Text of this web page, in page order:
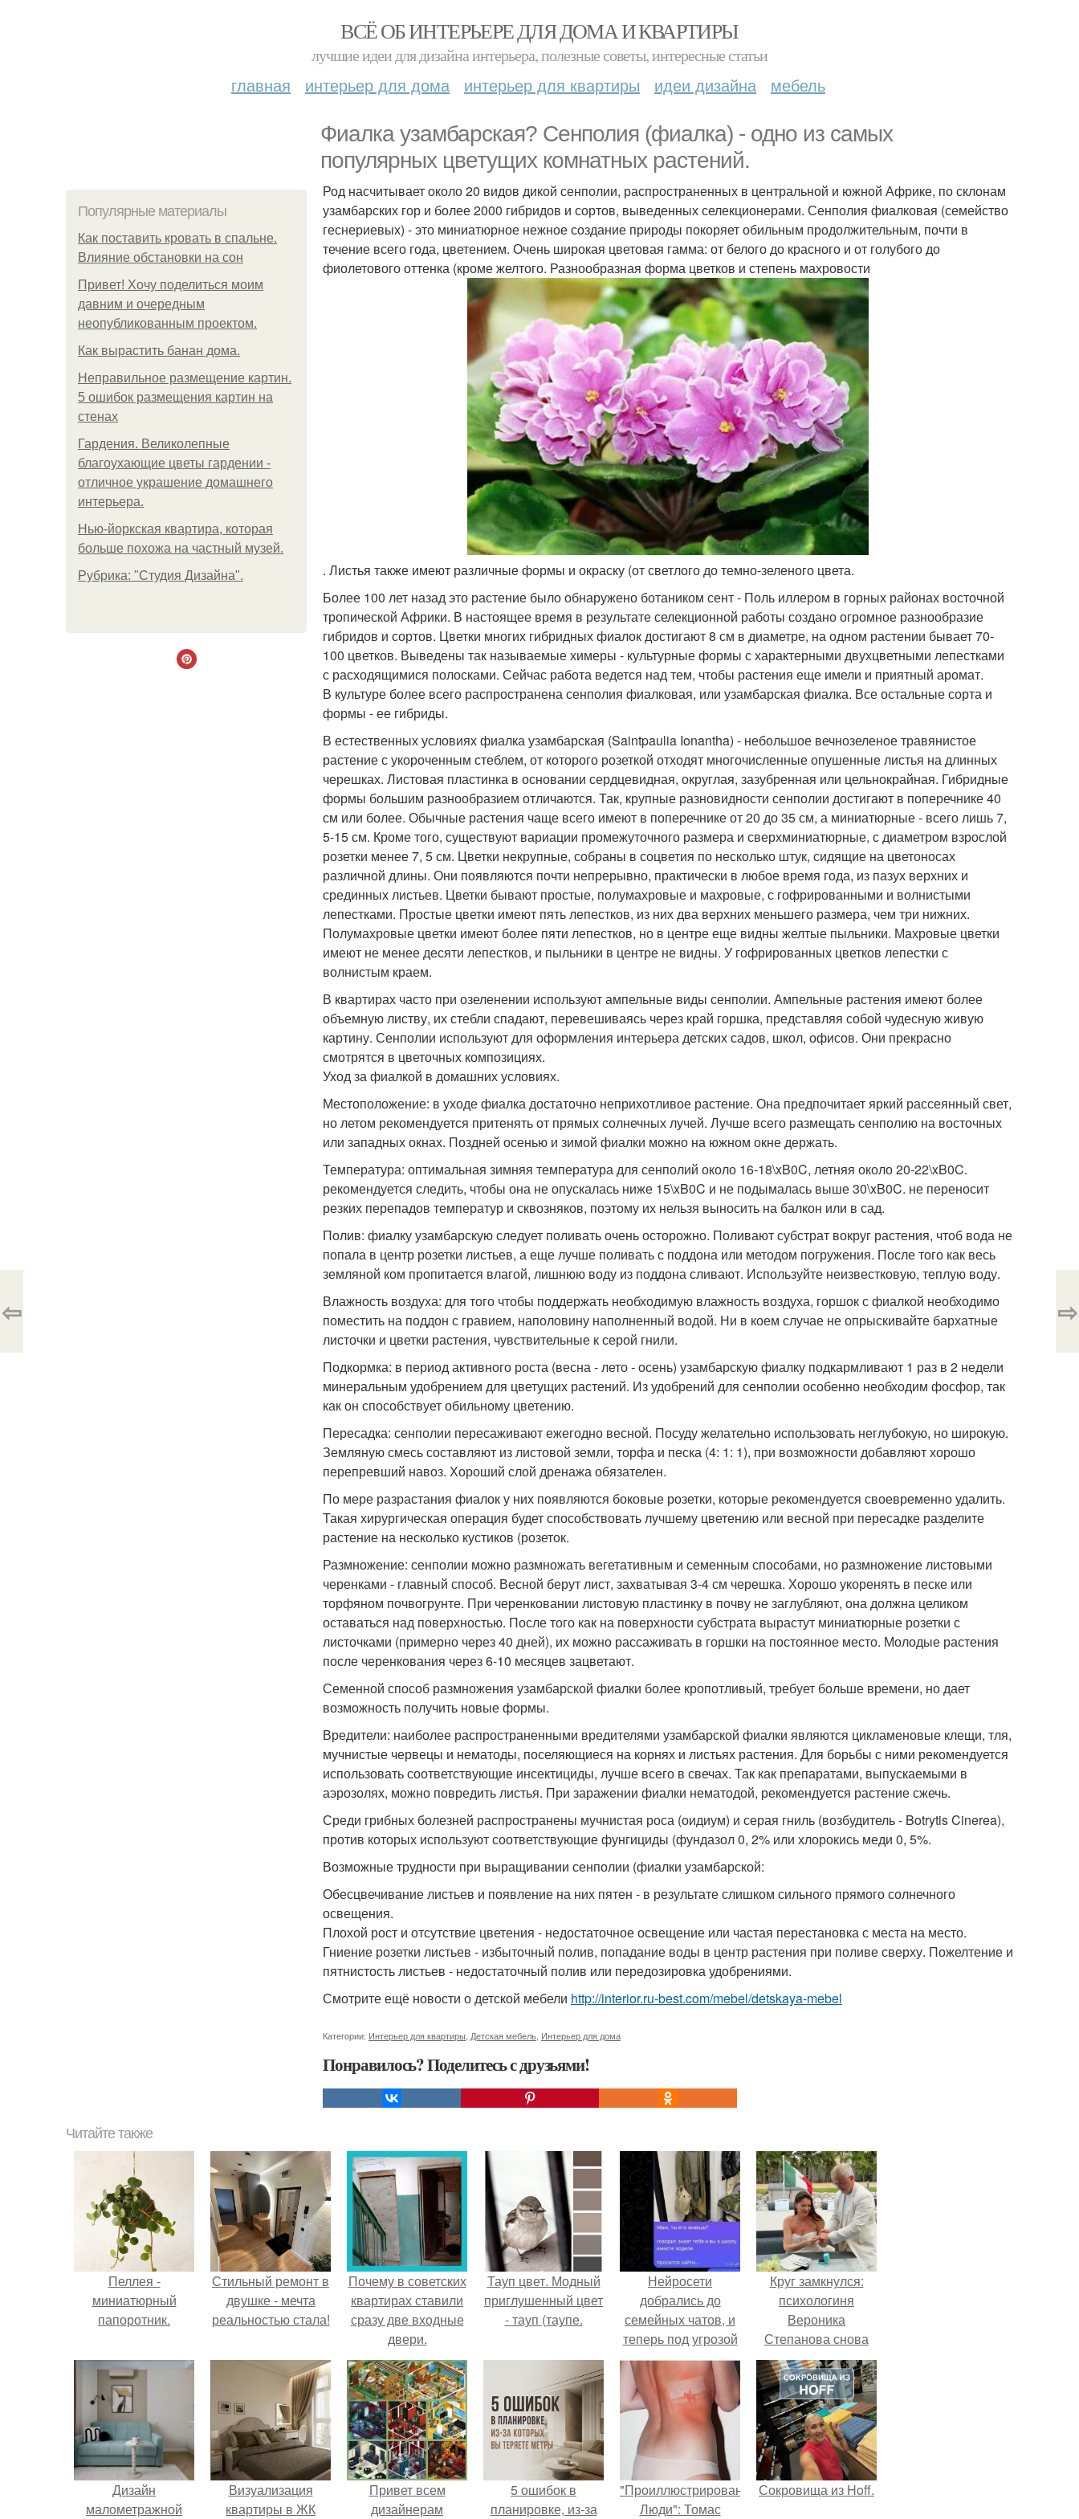
ВСЁ ОБ ИНТЕРЬЕРЕ ДЛЯ ДОМА И КВАРТИРЫ
лучшие идеи для дизайна интерьера, полезные советы, интересные статьи
главная интерьер для дома интерьер для квартиры идеи дизайна мебель
Фиалка узамбарская? Сенполия (фиалка) - одно из самых
популярных цветущих комнатных растений.
Популярные материалы
Как поставить кровать в спальне.
Влияние обстановки на сон
Привет! Хочу поделиться моим
давним и очередным
неопубликованным проектом.
Как вырастить банан дома.
Неправильное размещение картин.
5 ошибок размещения картин на
стенах
Гардения. Великолепные
благоухающие цветы гардении -
отличное украшение домашнего
интерьера.
Нью-йоркская квартира, которая
больше похожа на частный музей.
Рубрика: "Студия Дизайна".
Род насчитывает около 20 видов дикой сенполии, распространенных в центральной и южной Африке, по склонам
узамбарских гор и более 2000 гибридов и сортов, выведенных селекционерами. Сенполия фиалковая (семейство
геснериевых) - это миниатюрное нежное создание природы покоряет обильным продолжительным, почти в
течение всего года, цветением. Очень широкая цветовая гамма: от белого до красного и от голубого до
фиолетового оттенка (кроме желтого. Разнообразная форма цветков и степень махровости
. Листья также имеют различные формы и окраску (от светлого до темно-зеленого цвета.
Более 100 лет назад это растение было обнаружено ботаником сент - Поль иллером в горных районах восточной
тропической Африки. В настоящее время в результате селекционной работы создано огромное разнообразие
гибридов и сортов. Цветки многих гибридных фиалок достигают 8 см в диаметре, на одном растении бывает 70-
100 цветков. Выведены так называемые химеры - культурные формы с характерными двухцветными лепестками
с расходящимися полосками. Сейчас работа ведется над тем, чтобы растения еще имели и приятный аромат.
В культуре более всего распространена сенполия фиалковая, или узамбарская фиалка. Все остальные сорта и
формы - ее гибриды.
В естественных условиях фиалка узамбарская (Saintpaulia Ionantha) - небольшое вечнозеленое травянистое
растение с укороченным стеблем, от которого розеткой отходят многочисленные опушенные листья на длинных
черешках. Листовая пластинка в основании сердцевидная, округлая, зазубренная или цельнокрайная. Гибридные
формы большим разнообразием отличаются. Так, крупные разновидности сенполии достигают в поперечнике 40
см или более. Обычные растения чаще всего имеют в поперечнике от 20 до 35 см, а миниатюрные - всего лишь 7,
5-15 см. Кроме того, существуют вариации промежуточного размера и сверхминиатюрные, с диаметром взрослой
розетки менее 7, 5 см. Цветки некрупные, собраны в соцветия по несколько штук, сидящие на цветоносах
различной длины. Они появляются почти непрерывно, практически в любое время года, из пазух верхних и
срединных листьев. Цветки бывают простые, полумахровые и махровые, с гофрированными и волнистыми
лепестками. Простые цветки имеют пять лепестков, из них два верхних меньшего размера, чем три нижних.
Полумахровые цветки имеют более пяти лепестков, но в центре еще видны желтые пыльники. Махровые цветки
имеют не менее десяти лепестков, и пыльники в центре не видны. У гофрированных цветков лепестки с
волнистым краем.
В квартирах часто при озеленении используют ампельные виды сенполии. Ампельные растения имеют более
объемную листву, их стебли спадают, перевешиваясь через край горшка, представляя собой чудесную живую
картину. Сенполии используют для оформления интерьера детских садов, школ, офисов. Они прекрасно
смотрятся в цветочных композициях.
Уход за фиалкой в домашних условиях.
Местоположение: в уходе фиалка достаточно неприхотливое растение. Она предпочитает яркий рассеянный свет,
но летом рекомендуется притенять от прямых солнечных лучей. Лучше всего размещать сенполию на восточных
или западных окнах. Поздней осенью и зимой фиалки можно на южном окне держать.
Температура: оптимальная зимняя температура для сенполий около 16-18\xB0C, летняя около 20-22\xB0C.
рекомендуется следить, чтобы она не опускалась ниже 15\xB0C и не подымалась выше 30\xB0C. не переносит
резких перепадов температур и сквозняков, поэтому их нельзя выносить на балкон или в сад.
Полив: фиалку узамбарскую следует поливать очень осторожно. Поливают субстрат вокруг растения, чтоб вода не
попала в центр розетки листьев, а еще лучше поливать с поддона или методом погружения. После того как весь
земляной ком пропитается влагой, лишнюю воду из поддона сливают. Используйте неизвестковую, теплую воду.
Влажность воздуха: для того чтобы поддержать необходимую влажность воздуха, горшок с фиалкой необходимо
поместить на поддон с гравием, наполовину наполненный водой. Ни в коем случае не опрыскивайте бархатные
листочки и цветки растения, чувствительные к серой гнили.
Подкормка: в период активного роста (весна - лето - осень) узамбарскую фиалку подкармливают 1 раз в 2 недели
минеральным удобрением для цветущих растений. Из удобрений для сенполии особенно необходим фосфор, так
как он способствует обильному цветению.
Пересадка: сенполии пересаживают ежегодно весной. Посуду желательно использовать неглубокую, но широкую.
Земляную смесь составляют из листовой земли, торфа и песка (4: 1: 1), при возможности добавляют хорошо
перепревший навоз. Хороший слой дренажа обязателен.
По мере разрастания фиалок у них появляются боковые розетки, которые рекомендуется своевременно удалить.
Такая хирургическая операция будет способствовать лучшему цветению или весной при пересадке разделите
растение на несколько кустиков (розеток.
Размножение: сенполии можно размножать вегетативным и семенным способами, но размножение листовыми
черенками - главный способ. Весной берут лист, захватывая 3-4 см черешка. Хорошо укоренять в песке или
торфяном почвогрунте. При черенковании листовую пластинку в почву не заглубляют, она должна целиком
оставаться над поверхностью. После того как на поверхности субстрата вырастут миниатюрные розетки с
листочками (примерно через 40 дней), их можно рассаживать в горшки на постоянное место. Молодые растения
после черенкования через 6-10 месяцев зацветают.
Семенной способ размножения узамбарской фиалки более кропотливый, требует больше времени, но дает
возможность получить новые формы.
Вредители: наиболее распространенными вредителями узамбарской фиалки являются цикламеновые клещи, тля,
мучнистые червецы и нематоды, поселяющиеся на корнях и листьях растения. Для борьбы с ними рекомендуется
использовать соответствующие инсектициды, лучше всего в свечах. Так как препаратами, выпускаемыми в
аэрозолях, можно повредить листья. При заражении фиалки нематодой, рекомендуется растение сжечь.
Среди грибных болезней распространены мучнистая роса (оидиум) и серая гниль (возбудитель - Botrytis Cinerea),
против которых используют соответствующие фунгициды (фундазол 0, 2% или хлорокись меди 0, 5%.
Возможные трудности при выращивании сенполии (фиалки узамбарской:
Обесцвечивание листьев и появление на них пятен - в результате слишком сильного прямого солнечного
освещения.
Плохой рост и отсутствие цветения - недостаточное освещение или частая перестановка с места на место.
Гниение розетки листьев - избыточный полив, попадание воды в центр растения при поливе сверху. Пожелтение и
пятнистость листьев - недостаточный полив или передозировка удобрениями.
Смотрите ещё новости о детской мебели http://interior.ru-best.com/mebel/detskaya-mebel
Категории: Интерьер для квартиры Детская мебель Интерьер для дома
Понравилось? Поделитесь с друзьями!
⇦ ⇨
Читайте также
Пеллея -
миниатюрный
папоротник.
Стильный ремонт в
двушке - мечта
реальностью стала!
Почему в советских
квартирах ставили
сразу две входные
двери.
Тауп цвет. Модный
приглушенный цвет
- тауп (таупе.
Нейросети
добрались до
семейных чатов, и
теперь под угрозой
мамины нервы.
Круг замкнулся:
психологиня
Вероника
Степанова снова
вышла замуж за
собственного
бывшего мужа.
Дизайн
малометражной
Визуализация
квартиры в ЖК
Привет всем
дизайнерам
5 ошибок в
планировке, из-за
"Проиллюстрированные
Люди": Томас
Сокровища из Hoff.